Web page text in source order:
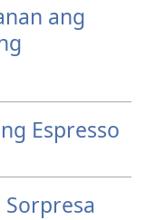
ang
Espresso